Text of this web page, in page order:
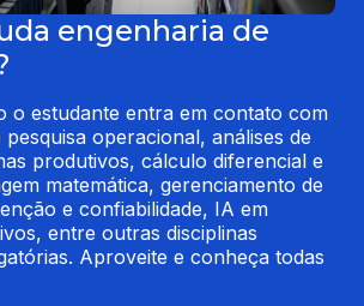
engenharia de
o estudante entra em contato com
pesquisa operacional, análises de
produtivos, cálculo diferencial e
matemática, gerenciamento de
e confiabilidade, IA em
entre outras disciplinas
Aproveite e conheça todas